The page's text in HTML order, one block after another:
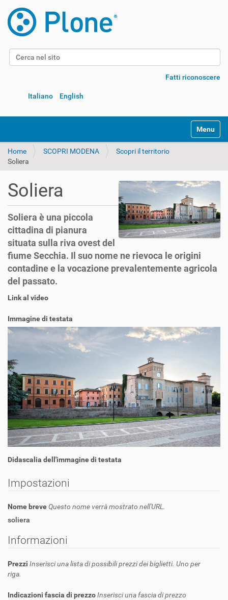
Cerca nel sito
Fatti riconoscere
Italiano English
Alterna
Home SCOPRI MODENA
Scopri il territorio
Soliera
Soliera
Soliera è una piccola
cittadina di pianura
situata sulla riva ovest del
fiume Secchia. Il suo nome ne rievoca le origini
contadine e la vocazione prevalentemente agricola
del passato.
Link al video
Immagine di testata
Didascalia dell'immagine di testata
Impostazioni
Nome breveQuesto nome verrà mostrato nell'URL.
soliera
Informazioni
Prezzi Inserisci una lista di possibili prezzi dei biglietti. Uno per
riga.
Indicazioni fascia di prezzoInserisci una fascia di prezzo